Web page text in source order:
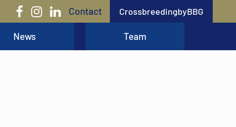
Contact CrossbreedingbyBBG
News Team